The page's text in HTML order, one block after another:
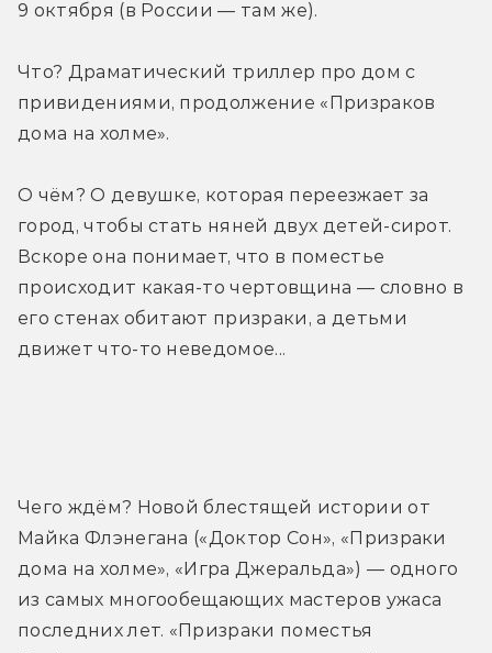
9 октября (в России — там же).
Что? Драматический триллер про дом с
привидениями, продолжение «Призраков
дома на холме».
О чём? О девушке, которая переезжает за
город, чтобы стать няней двух детей-сирот.
Вскоре она понимает, что в поместье
происходит какая-то чертовщина — словно в
его стенах обитают призраки, а детьми
движет что-то неведомое...
Чего ждём? Новой блестящей истории от
Майка Флэнегана («Доктор Сон», «Призраки
дома на холме», «Игра Джеральда») — одного
из самых многообещающих мастеров ужаса
последних лет. «Призраки поместья